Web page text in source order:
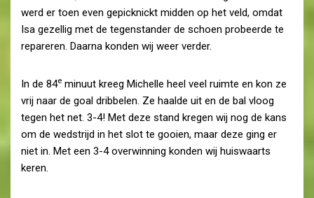
werd er toen even gepicknickt midden op het veld, omdat
Isa gezellig met de tegenstander de schoen probeerde te
repareren. Daarna konden wij weer verder.
In de 84e minuut kreeg Michelle heel veel ruimte en kon ze
vrij naar de goal dribbelen. Ze haalde uit en de bal vloog
tegen het net. 3-4! Met deze stand kregen wij nog de kans
om de wedstrijd in het slot te gooien, maar deze ging er
niet in. Met een 3-4 overwinning konden wij huiswaarts
keren.